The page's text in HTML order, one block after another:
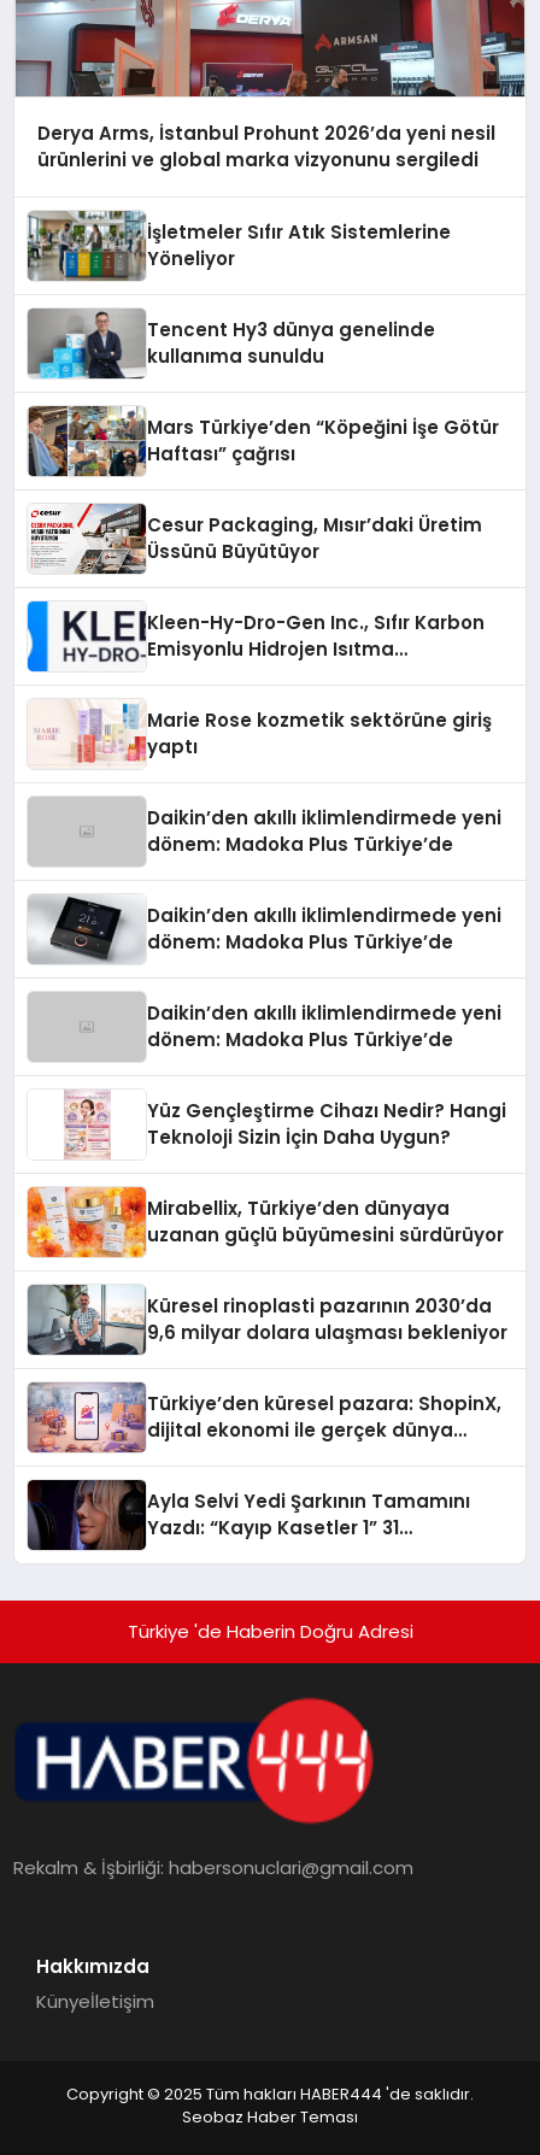
Derya Arms, İstanbul Prohunt 2026’da yeni nesil
ürünlerini ve global marka vizyonunu sergiledi
İşletmeler Sıfır Atık Sistemlerine
Yöneliyor
Tencent Hy3 dünya genelinde
kullanıma sunuldu
Mars Türkiye’den “Köpeğini İşe Götür
Haftası” çağrısı
Cesur Packaging, Mısır’daki Üretim
Üssünü Büyütüyor
Kleen-Hy-Dro-Gen Inc., Sıfır Karbon
Emisyonlu Hidrojen Isıtma
Marie Rose kozmetik sektörüne giriş
yaptı
Daikin’den akıllı iklimlendirmede yeni
dönem: Madoka Plus Türkiye’de
Daikin’den akıllı iklimlendirmede yeni
dönem: Madoka Plus Türkiye’de
Daikin’den akıllı iklimlendirmede yeni
dönem: Madoka Plus Türkiye’de
Yüz Gençleştirme Cihazı Nedir? Hangi
Teknoloji Sizin İçin Daha Uygun?
Mirabellix, Türkiye’den dünyaya
uzanan güçlü büyümesini sürdürüyor
Küresel rinoplasti pazarının 2030’da
9,6 milyar dolara ulaşması bekleniyor
Türkiye’den küresel pazara: ShopinX,
dijital ekonomi ile gerçek dünya
Ayla Selvi Yedi Şarkının Tamamını
Yazdı: “Kayıp Kasetler 1” 31
Türkiye 'de Haberin Doğru Adresi
Rekalm & İşbirliği:habersonuclari@gmail.com
Hakkımızda
Künyeİletişim
Copyright © 2025 Tüm hakları HABER444 'de saklıdır.
Seobaz Haber Teması